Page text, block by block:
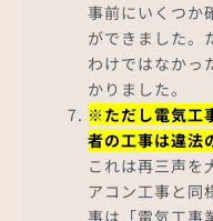
事前にいくつか
ができました。
わけではなかっ
かりました。
※ただし電気工
者の工事は違法
これは再三声を
アコン工事と同